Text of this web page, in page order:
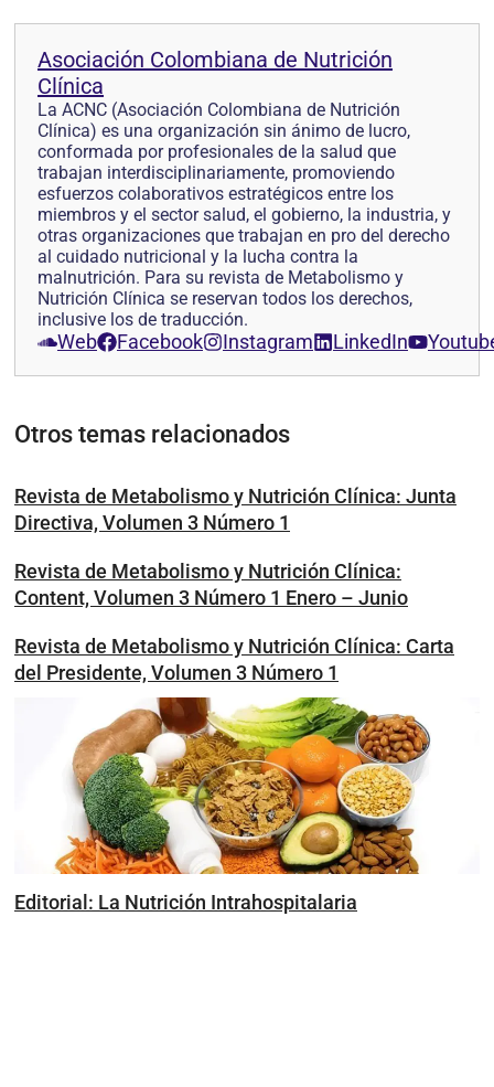
Asociación Colombiana de Nutrición
Clínica
La ACNC (Asociación Colombiana de Nutrición
Clínica) es una organización sin ánimo de lucro,
conformada por profesionales de la salud que
trabajan interdisciplinariamente, promoviendo
esfuerzos colaborativos estratégicos entre los
miembros y el sector salud, el gobierno, la industria, y
otras organizaciones que trabajan en pro del derecho
al cuidado nutricional y la lucha contra la
malnutrición. Para su revista de Metabolismo y
Nutrición Clínica se reservan todos los derechos,
inclusive los de traducción.
Web Facebook Instagram LinkedIn
Otros temas relacionados
Revista de Metabolismo y Nutrición Clínica: Junta
Directiva, Volumen 3 Número 1
Revista de Metabolismo y Nutrición Clínica:
Content, Volumen 3 Número 1 Enero – Junio
Revista de Metabolismo y Nutrición Clínica: Carta
del Presidente, Volumen 3 Número 1
Editorial: La Nutrición Intrahospitalaria